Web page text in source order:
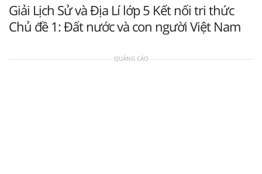
Giải Lịch Sử và Địa Lí lớp 5 Kết nối tri thức
Chủ đề 1: Đất nước và con người Việt Nam
QUẢNG CÁO